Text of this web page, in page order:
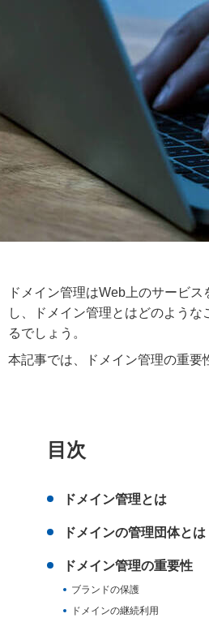
ドメイン管理はWeb上のサービ
し、ドメイン管理とはどのよう
るでしょう。
本記事では、ドメイン管理の重要
目次
ドメイン管理とは
ドメインの管理団体とは
ドメイン管理の重要性
ブランドの保護
ドメインの継続利用